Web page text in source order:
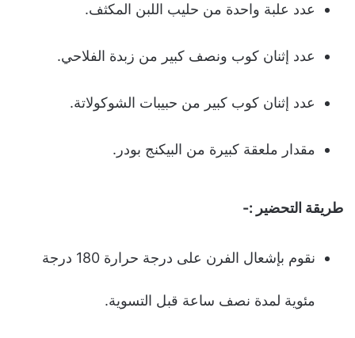
عدد علبة واحدة من حليب اللبن المكثف.
عدد إثنان كوب ونصف كبير من زبدة الفلاحي.
عدد إثنان كوب كبير من حبيبات الشوكولاتة.
مقدار ملعقة كبيرة من البيكنج بودر.
طريقة التحضير :-
نقوم بإشعال الفرن على درجة حرارة 180 درجة
مئوية لمدة نصف ساعة قبل التسوية.